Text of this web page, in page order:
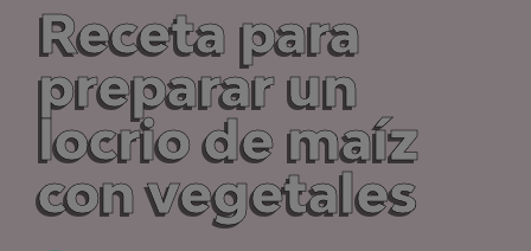
Receta para
preparar un
locrio de maíz
con vegetales